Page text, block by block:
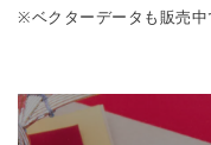
※ベクターデータも販売中